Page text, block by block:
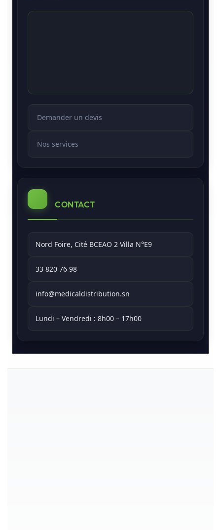
Demander un devis
Nos services
CONTACT
Nord Foire, Cité BCEAO 2 Villa N°E9
33 820 76 98
info@medicaldistribution.sn
Lundi – Vendredi : 8h00 – 17h00